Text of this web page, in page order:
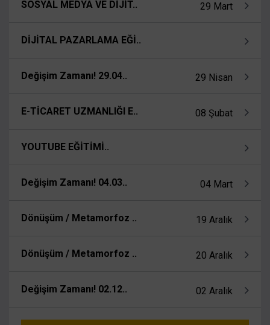
SOSYAL MEDYA VE DİJİT.. 29 Mart
DİJİTAL PAZARLAMA EĞİ..
Değişim Zamanı! 29.04.. 29 Nisan
E-TİCARET UZMANLIĞI E.. 08 Şubat
YOUTUBE EĞİTİMİ..
Değişim Zamanı! 04.03.. 04 Mart
Dönüşüm / Metamorfoz .. 19 Aralık
Dönüşüm / Metamorfoz .. 20 Aralık
Değişim Zamanı! 02.12.. 02 Aralık